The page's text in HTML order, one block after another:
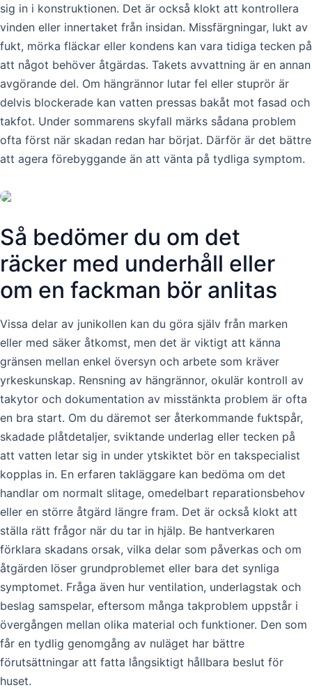
sig in i konstruktionen. Det är också klokt att kontrollera
vinden eller innertaket från insidan. Missfärgningar, lukt av
fukt, mörka fläckar eller kondens kan vara tidiga tecken på
att något behöver åtgärdas. Takets avvattning är en annan
avgörande del. Om hängrännor lutar fel eller stuprör är
delvis blockerade kan vatten pressas bakåt mot fasad och
takfot. Under sommarens skyfall märks sådana problem
ofta först när skadan redan har börjat. Därför är det bättre
att agera förebyggande än att vänta på tydliga symptom.
Så bedömer du om det
räcker med underhåll eller
om en fackman bör anlitas
Vissa delar av junikollen kan du göra själv från marken
eller med säker åtkomst, men det är viktigt att känna
gränsen mellan enkel översyn och arbete som kräver
yrkeskunskap. Rensning av hängrännor, okulär kontroll av
takytor och dokumentation av misstänkta problem är ofta
en bra start. Om du däremot ser återkommande fuktspår,
skadade plåtdetaljer, sviktande underlag eller tecken på
att vatten letar sig in under ytskiktet bör en takspecialist
kopplas in. En erfaren takläggare kan bedöma om det
handlar om normalt slitage, omedelbart reparationsbehov
eller en större åtgärd längre fram. Det är också klokt att
ställa rätt frågor när du tar in hjälp. Be hantverkaren
förklara skadans orsak, vilka delar som påverkas och om
åtgärden löser grundproblemet eller bara det synliga
symptomet. Fråga även hur ventilation, underlagstak och
beslag samspelar, eftersom många takproblem uppstår i
övergången mellan olika material och funktioner. Den som
får en tydlig genomgång av nuläget har bättre
förutsättningar att fatta långsiktigt hållbara beslut för
huset.